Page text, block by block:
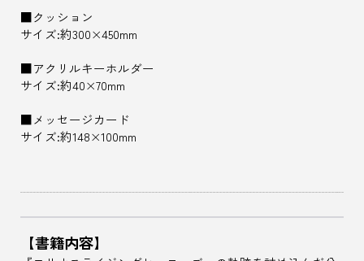
■クッション
サイズ:約300×450mm
■アクリルキーホルダー
サイズ:約40×70mm
■メッセージカード
サイズ:約148×100mm
【書籍内容】